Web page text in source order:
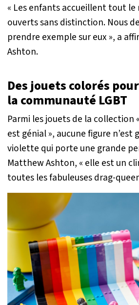
« Les enfants accueillent tout le
ouverts sans distinction. Nous
prendre exemple sur eux », a
Ashton.
Des jouets colorés
la communauté LGBT
Parmi les jouets de la collection
est génial », aucune figure n’est
violette qui porte une grande
Matthew Ashton, « elle est un
toutes les fabuleuses drag-